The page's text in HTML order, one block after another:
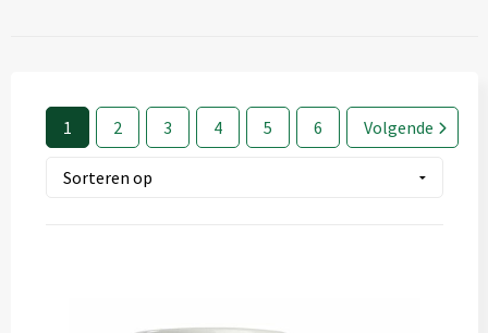
1 2 3 4 5 6 Volgende